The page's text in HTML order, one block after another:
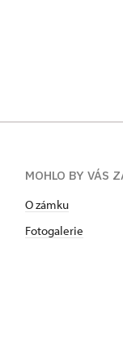
MOHLO BY VÁS
O zámku
Fotogalerie